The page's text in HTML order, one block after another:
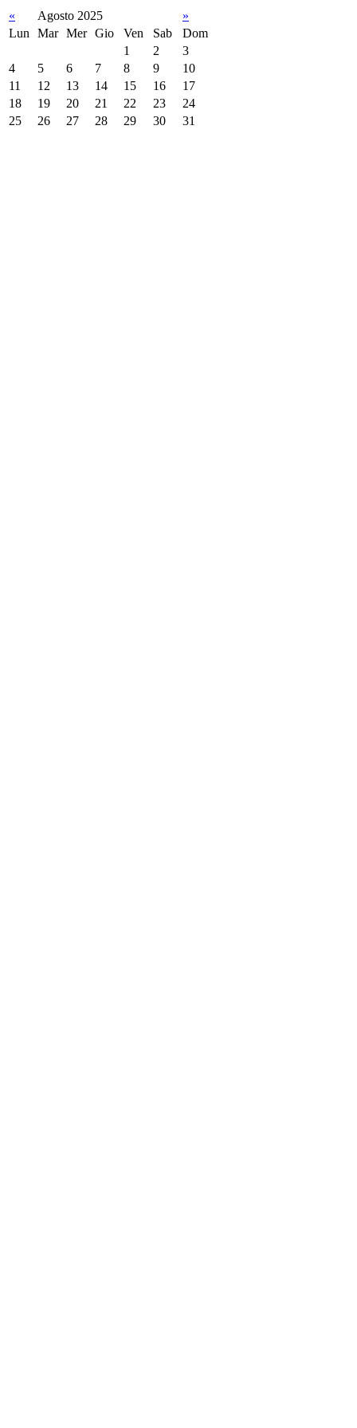
« Agosto 2025
»
Lun
Mar Mer Gio Ven Sab
Dom
1
2
3
4
5 6 7 8 9
10
11
12 13 14 15 16
17
18
19 20 21 22 23
24
25
26 27 28 29 30 31